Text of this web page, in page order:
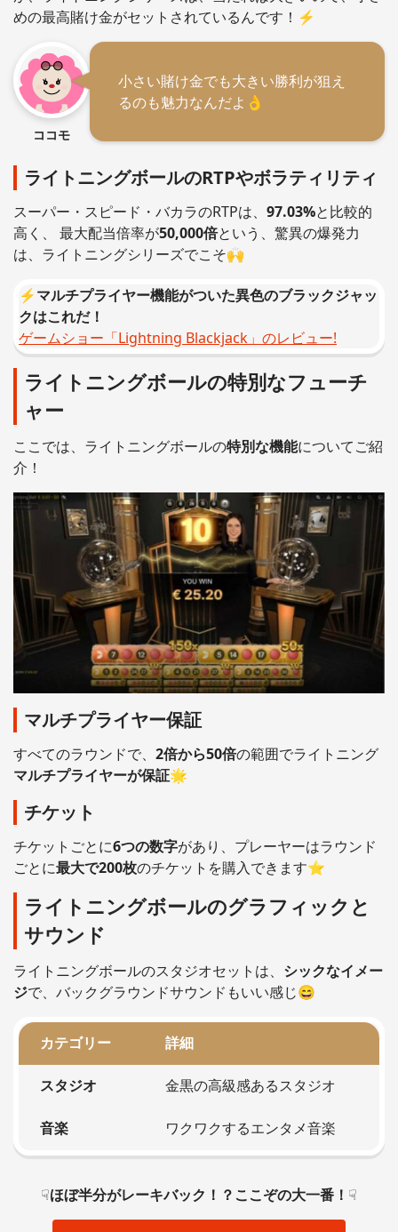
めの最高賭け金がセットされているんです！⚡
ココモ
小さい賭け金でも大きい勝利が狙え
るのも魅力なんだよ👌
ライトニングボールのRTPやボラティリティ
スーパー・スピード・バカラのRTPは、 97.03%と比較的
高く、 最大配当倍率が50,000倍という、驚異の爆発力
は、ライトニングシリーズでこそ🙌
⚡マルチプライヤー機能がついた異色のブラックジャッ
クはこれだ！
ゲームショー「Lightning Blackjack」のレビュー!
ライトニングボールの特別なフューチ
ャー
ここでは、ライトニングボールの特別な機能についてご紹
介！
マルチプライヤー保証
すべてのラウンドで、 2倍から50倍の範囲でライトニング
マルチプライヤーが保証🌟
チケット
チケットごとに6つの数字があり、プレーヤーはラウンド
ごとに最大で200枚のチケットを購入できます⭐
ライトニングボールのグラフィックと
サウンド
ライトニングボールのスタジオセットは、 シックなイメー
ジで、バックグラウンドサウンドもいい感じ😄
カテゴリー 詳細
スタジオ 金黒の高級感あるスタジオ
音楽 ワクワクするエンタメ音楽
☟ほぼ半分がレーキバック！？ここぞの大一番！ ☟